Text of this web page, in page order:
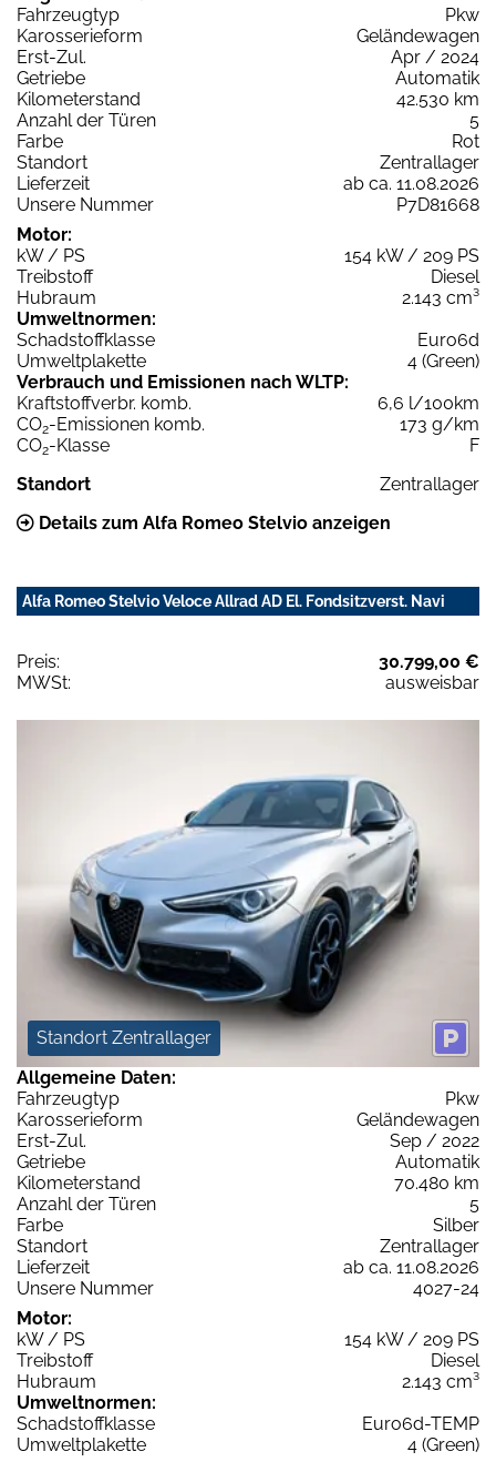
Fahrzeugtyp
Pkw
Karosserieform
Geländewagen
Erst-Zul.
Apr / 2024
Getriebe
Automatik
Kilometerstand
42.530 km
Anzahl der Türen
5
Farbe
Rot
Standort
Zentrallager
Lieferzeit
ab ca. 11.08.2026
Unsere Nummer
P7D81668
Motor:
kW / PS
154 kW / 209 PS
Treibstoff
Diesel
Hubraum
2.143 cm³
Umweltnormen:
Schadstoffklasse
Euro6d
Umweltplakette
4 (Green)
Verbrauch und Emissionen nach WLTP:
Kraftstoffverbr. komb.
6,6 l/100km
CO2-Emissionen komb.
173 g/km
CO2-Klasse
F
Standort
Zentrallager
Details zum Alfa Romeo Stelvio anzeigen
Alfa Romeo Stelvio Veloce Allrad AD El. Fondsitzverst. Navi
Preis:
30.799,00 €
MWSt:
ausweisbar
Standort Zentrallager
Allgemeine Daten:
Fahrzeugtyp
Pkw
Karosserieform
Geländewagen
Erst-Zul.
Sep / 2022
Getriebe
Automatik
Kilometerstand
70.480 km
Anzahl der Türen
5
Farbe
Silber
Standort
Zentrallager
Lieferzeit
ab ca. 11.08.2026
Unsere Nummer
4027-24
Motor:
kW / PS
154 kW / 209 PS
Treibstoff
Diesel
Hubraum
2.143 cm³
Umweltnormen:
Schadstoffklasse
Euro6d-TEMP
Umweltplakette
4 (Green)